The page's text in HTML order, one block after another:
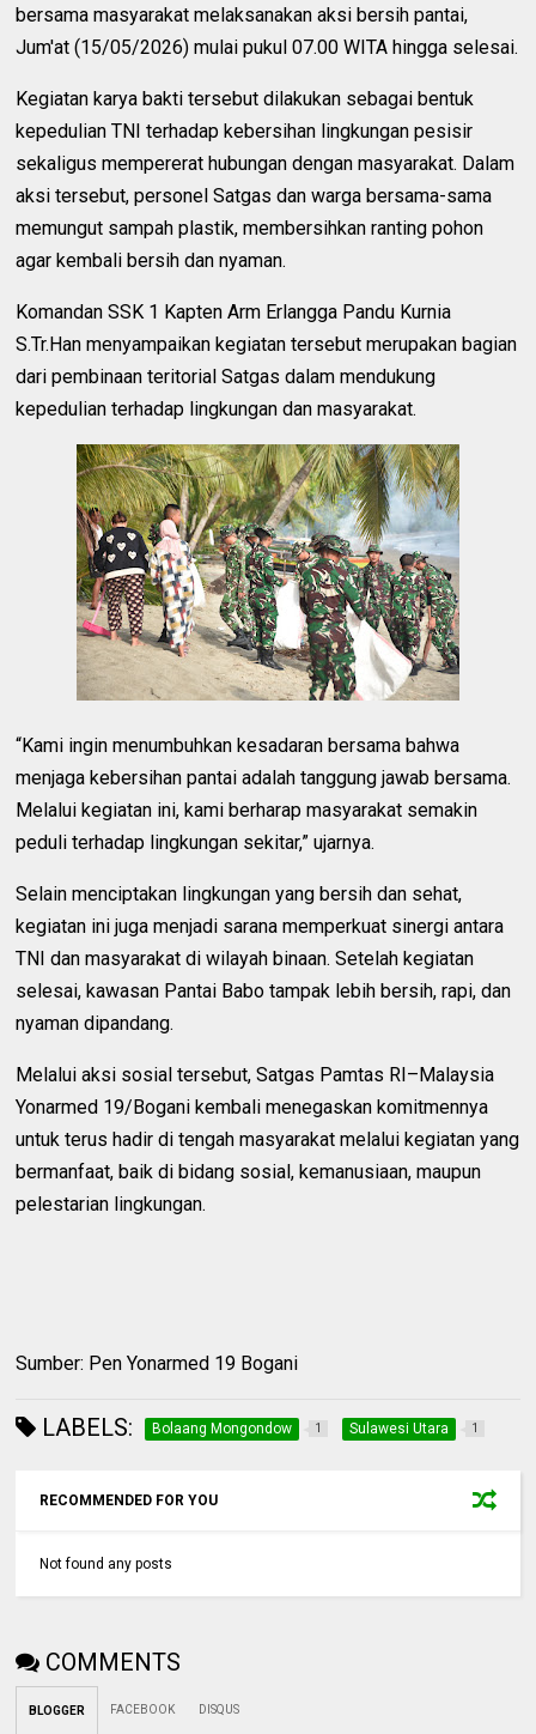
bersama masyarakat melaksanakan aksi bersih pantai,
Jum'at (15/05/2026) mulai pukul 07.00 WITA hingga selesai.
Kegiatan karya bakti tersebut dilakukan sebagai bentuk
kepedulian TNI terhadap kebersihan lingkungan pesisir
sekaligus mempererat hubungan dengan masyarakat. Dalam
aksi tersebut, personel Satgas dan warga bersama-sama
memungut sampah plastik, membersihkan ranting pohon
agar kembali bersih dan nyaman.
Komandan SSK 1 Kapten Arm Erlangga Pandu Kurnia
S.Tr.Han menyampaikan kegiatan tersebut merupakan bagian
dari pembinaan teritorial Satgas dalam mendukung
kepedulian terhadap lingkungan dan masyarakat.
“Kami ingin menumbuhkan kesadaran bersama bahwa
menjaga kebersihan pantai adalah tanggung jawab bersama.
Melalui kegiatan ini, kami berharap masyarakat semakin
peduli terhadap lingkungan sekitar,” ujarnya.
Selain menciptakan lingkungan yang bersih dan sehat,
kegiatan ini juga menjadi sarana memperkuat sinergi antara
TNI dan masyarakat di wilayah binaan. Setelah kegiatan
selesai, kawasan Pantai Babo tampak lebih bersih, rapi, dan
nyaman dipandang.
Melalui aksi sosial tersebut, Satgas Pamtas RI–Malaysia
Yonarmed 19/Bogani kembali menegaskan komitmennya
untuk terus hadir di tengah masyarakat melalui kegiatan yang
bermanfaat, baik di bidang sosial, kemanusiaan, maupun
pelestarian lingkungan.
Sumber: Pen Yonarmed 19 Bogani
LABELS: Bolaang Mongondow 1 Sulawesi Utara 1
RECOMMENDED FOR YOU
Not found any posts
COMMENTS
BLOGGER FACEBOOK DISQUS